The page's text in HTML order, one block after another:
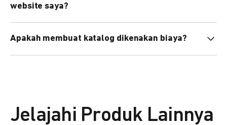
website saya?
atau menyematkan QR code di website Anda.
Apakah membuat katalog dikenakan biaya?
Jelajahi Produk Lainnya